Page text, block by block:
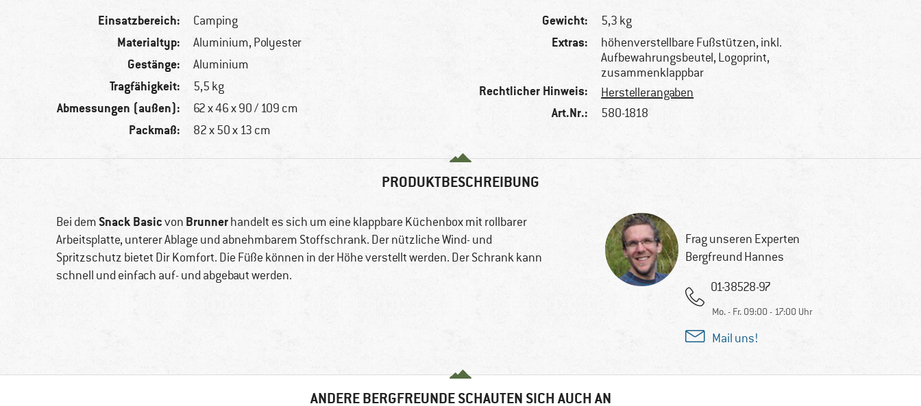
Einsatzbereich: Camping
Materialtyp: Aluminium, Polyester
Gestänge: Aluminium
Tragfähigkeit: 5,5 kg
Abmessungen (außen): 62 x 46 x 90 / 109 cm
Packmaß: 82 x 50 x 13 cm
Gewicht: 5,3 kg
Extras:
höhenverstellbare Fußstützen, inkl.
Aufbewahrungsbeutel, Logoprint,
zusammenklappbar
Rechtlicher Hinweis: Herstellerangaben
Art.Nr.: 580-1818
PRODUKTBESCHREIBUNG
Bei demSnack Basicvon Brunnerhandelt es sich um eine klappbare Küchenbox mit rollbarer
Arbeitsplatte, unterer Ablage und abnehmbarem Stoffschrank. Der nützliche Wind- und
Spritzschutz bietet Dir Komfort. Die Füße können in der Höhe verstellt werden. Der Schrank kann
schnell und einfach auf- und abgebaut werden.
Frag unseren Experten
Bergfreund Hannes
01-38528-97
Mo. - Fr. 09:00 - 17:00 Uhr
Mail uns!
ANDERE BERGFREUNDE SCHAUTEN SICH AUCH AN